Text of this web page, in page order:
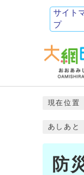
サイト
プ
現在位置
あしあと
防